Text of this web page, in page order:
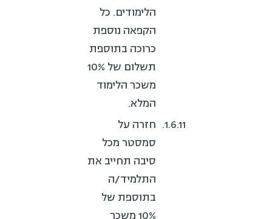
הלימודים. כל
הקפאה נוספת
כרוכה בתוספת
תשלום של 10%
משכר הלימוד
המלא.
חזרה על
סמסטר מכל
סיבה תחייב את
התלמיד/ה
בתוספת של
10% משכר